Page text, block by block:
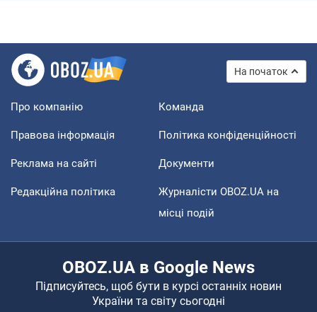
На початок
Про компанію Команда
Правова інформація Політика конфіденційності
Реклама на сайті Документи
Редакційна політика
Журналісти OBOZ.UA на
місці подій
OBOZ.UA в Google News
Підписуйтесь, щоб бути в курсі останніх новин
України та світу сьогодні